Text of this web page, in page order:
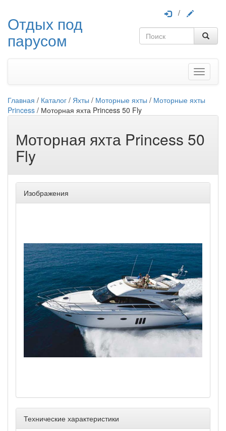
Отдых под
парусом
/
Меню
Главная / Каталог / Яхты / Моторные яхты / Моторные яхты
Princess / Моторная яхта Princess 50 Fly
Моторная яхта Princess 50
Fly
Изображения
Технические характеристики